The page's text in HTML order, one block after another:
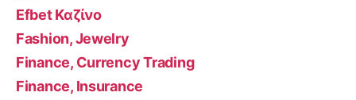
Efbet Καζίνο
Fashion, Jewelry
Finance, Currency Trading
Finance, Insurance